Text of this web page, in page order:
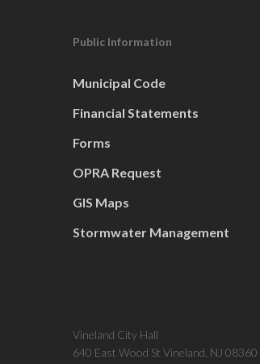
Public Information
Municipal Code
Financial Statements
Forms
OPRA Request
GIS Maps
Stormwater Management
Vineland City Hall
640 East Wood St Vineland, NJ 08360